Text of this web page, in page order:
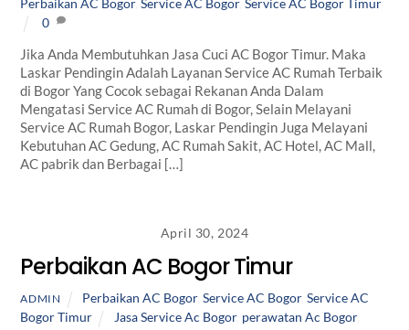
Perbaikan AC Bogor,Service AC Bogor,Service AC Bogor Timur
0
Jika Anda Membutuhkan Jasa Cuci AC Bogor Timur. Maka
Laskar Pendingin Adalah Layanan Service AC Rumah Terbaik
di Bogor Yang Cocok sebagai Rekanan Anda Dalam
Mengatasi Service AC Rumah di Bogor, Selain Melayani
Service AC Rumah Bogor, Laskar Pendingin Juga Melayani
Kebutuhan AC Gedung, AC Rumah Sakit, AC Hotel, AC Mall,
AC pabrik dan Berbagai […]
April 30, 2024
Perbaikan AC Bogor Timur
ADMIN Perbaikan AC Bogor, Service AC Bogor, Service AC
Bogor Timur
Jasa Service Ac Bogor, perawatan Ac Bogor,